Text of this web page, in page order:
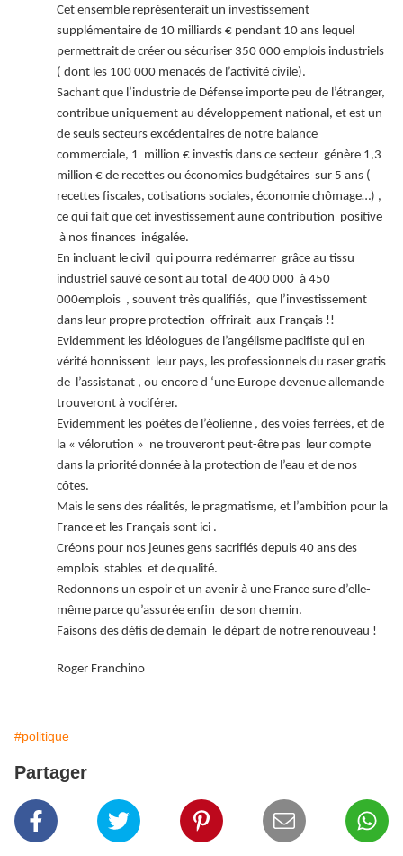
Cet ensemble représenterait un investissement
supplémentaire de 10 milliards € pendant 10 ans lequel
permettrait de créer ou sécuriser 350 000 emplois industriels
( dont les 100 000 menacés de l’activité civile).
Sachant que l’industrie de Défense importe peu de l’étranger,
contribue uniquement au développement national, et est un
de seuls secteurs excédentaires de notre balance
commerciale, 1 million € investis dans ce secteur génère 1,3
million € de recettes ou économies budgétaires sur 5 ans (
recettes fiscales, cotisations sociales, économie chômage…) ,
ce qui fait que cet investissement aune contribution positive
à nos finances inégalée.
En incluant le civil qui pourra redémarrer grâce au tissu
industriel sauvé ce sont au total de 400 000 à 450
000emplois , souvent très qualifiés, que l’investissement
dans leur propre protection offrirait aux Français !!
Evidemment les idéologues de l’angélisme pacifiste qui en
vérité honnissent leur pays, les professionnels du raser gratis
de l’assistanat , ou encore d ‘une Europe devenue allemande
trouveront à vociférer.
Evidemment les poètes de l’éolienne , des voies ferrées, et de
la « vélorution » ne trouveront peut-être pas leur compte
dans la priorité donnée à la protection de l’eau et de nos
côtes.
Mais le sens des réalités, le pragmatisme, et l’ambition pour la
France et les Français sont ici .
Créons pour nos jeunes gens sacrifiés depuis 40 ans des
emplois stables et de qualité.
Redonnons un espoir et un avenir à une France sure d’elle-
même parce qu’assurée enfin de son chemin.
Faisons des défis de demain le départ de notre renouveau !
Roger Franchino
#politique
Partager